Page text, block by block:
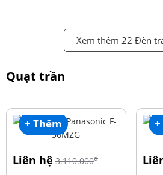
Xem thêm 22 Đèn
Quạt trần
+ Thêm
Liên hệ 3.110.000đ